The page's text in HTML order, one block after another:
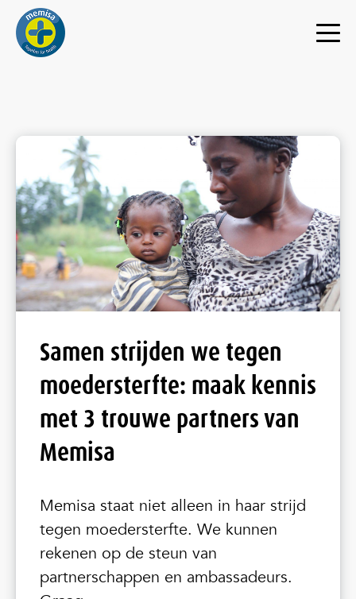
Samen strijden we tegen
moedersterfte: maak kennis
met 3 trouwe partners van
Memisa
Memisa staat niet alleen in haar strijd
tegen moedersterfte. We kunnen
rekenen op de steun van
partnerschappen en ambassadeurs.